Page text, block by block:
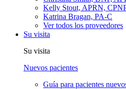
Kelly Stout, APRN,
Katrina Bragan, PA-C
Ver todos los proveedores
Su visita
Su visita
Nuevos pacientes
Guía para pacientes